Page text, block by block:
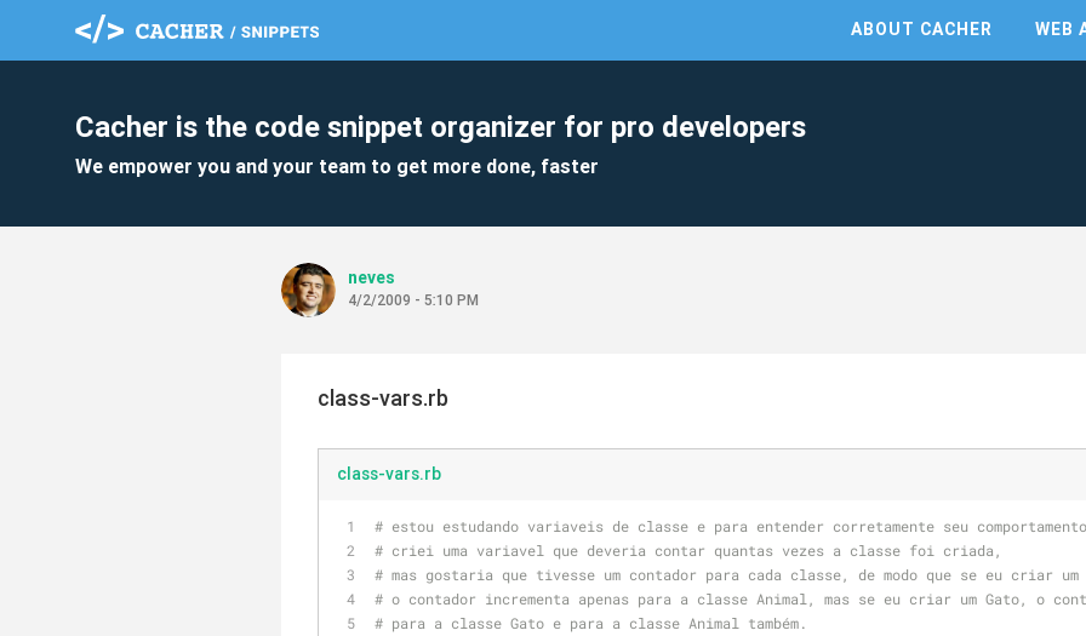
ABOUT CACHER WEB
Cacher is the code snippet organizer for pro developers
We empower you and your team to get more done, faster
neves
4/2/2009 - 5:10 PM
class-vars.rb
class-vars.rb
# estou estudando variaveis de classe e para entender corretamente seu
# criei uma variavel que deveria contar quantas vezes a classe foi criada,
# mas gostaria que tivesse um contador para cada classe, de modo que se eu criar um
# o contador incrementa apenas para a classe Animal, mas se eu criar um Gato, o
# para a classe Gato e para a classe Animal também.